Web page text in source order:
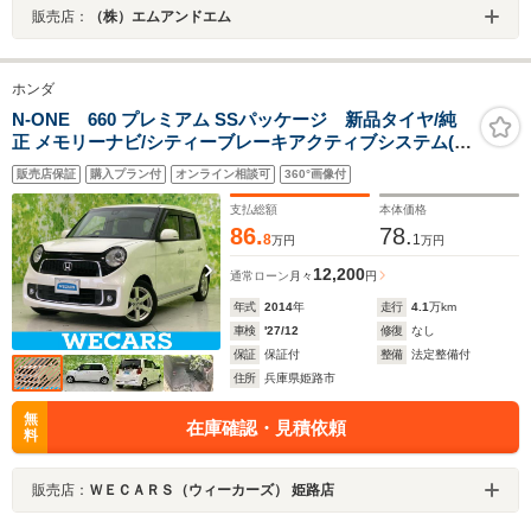
販売店： （株）エムアンドエム
ホンダ
N-ONE 660 プレミアム SSパッケージ 新品タイヤ/純
正 メモリーナビ/シティーブレーキアクティブシステム(ホ
ンダ)/シートヒーター 前席/ドライブレコーダー 前後/ヘッ
ドランプ HID/Bluetooth接続/ETC
販売店保証 購入プラン付 オンライン相談可 360°画像付
支払総額
86.8万円
本体価格
78. 1 万円
通常ローン 月々 12,200円
年式 2014年 走行 4.1万km
車検
'27/12 修復
なし
保証
保証付 整備
法定整備付
住所
兵庫県姫路市
無
料
在庫確認・見積依頼
販売店： ＷＥＣＡＲＳ（ウィーカーズ） 姫路店